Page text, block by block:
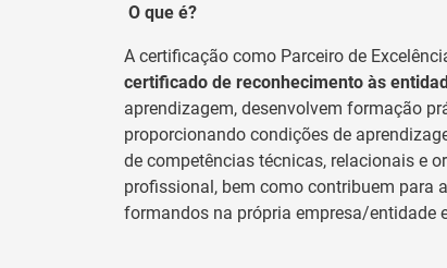
O que é?
A certificação como Parceiro de
certificado de reconhecimento às
aprendizagem, desenvolvem formação
proporcionando condições de
de competências técnicas, relacionais e
profissional, bem como contribuem para
formandos na própria empresa/entidade